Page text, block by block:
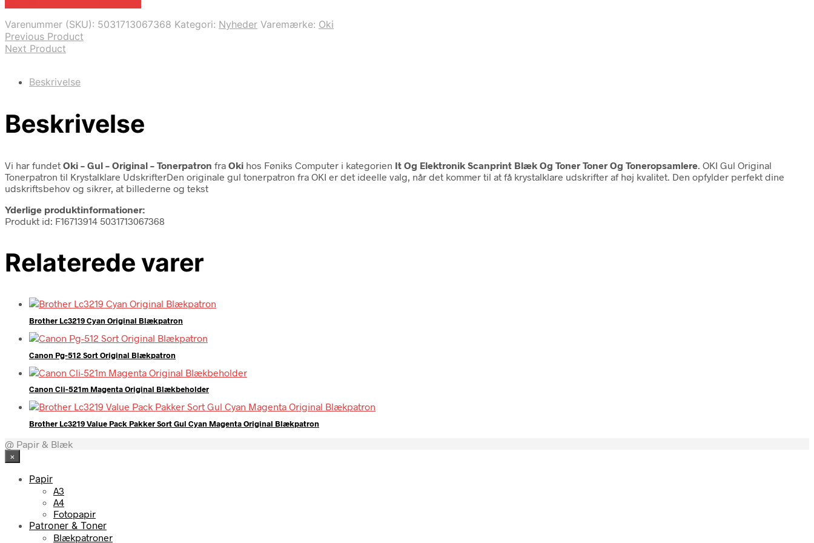
Varenummer (SKU): 5031713067368 Kategori: Nyheder Varemærke: Oki
Previous Product
Next Product
Beskrivelse
Beskrivelse
Vi har fundet Oki – Gul – Original – Tonerpatron fra Oki hos Føniks Computer i kategorien It Og Elektronik Scanprint Blæk Og Toner Toner Og Toneropsamlere . OKI Gul Original
Tonerpatron til Krystalklare UdskrifterDen originale gul tonerpatron fra OKI er det ideelle valg, når det kommer til at få krystalklare udskrifter af høj kvalitet. Den opfylder perfekt dine
udskriftsbehov og sikrer, at billederne og tekst
Yderlige produktinformationer:
Produkt id: F16713914 5031713067368
Relaterede varer
Brother Lc3219 Cyan Original Blækpatron
Canon Pg-512 Sort Original Blækpatron
Canon Cli-521m Magenta Original Blækbeholder
Brother Lc3219 Value Pack Pakker Sort Gul Cyan Magenta Original Blækpatron
@ Papir & Blæk
×
Papir
A3
A4
Fotopapir
Patroner & Toner
Blækpatroner